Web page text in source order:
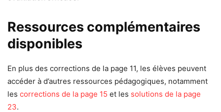
Ressources complémentaires
disponibles
En plus des corrections de la page 11, les élèves peuvent
accéder à d’autres ressources pédagogiques, notamment
les corrections de la page 15 et les solutions de la page
23.